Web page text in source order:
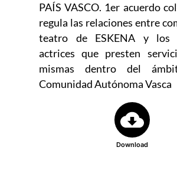
PAÍS VASCO. 1er acuerdo
regula las relaciones entre
teatro de ESKENA y los
actrices que presten
mismas dentro del
Comunidad Autónoma Vasca
Download